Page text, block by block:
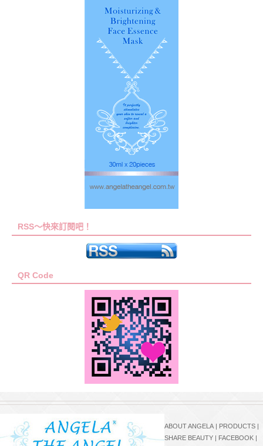
RSS～快來訂閱吧！
QR Code
ABOUT ANGELA | PRODUCTS |
SHARE BEAUTY | FACEBOOK |